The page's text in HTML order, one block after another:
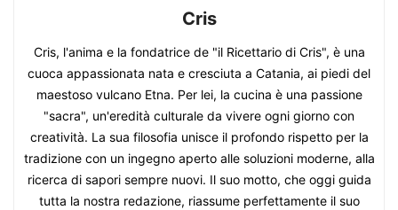
Cris
Cris, l'anima e la fondatrice de "il Ricettario di Cris", è una
cuoca appassionata nata e cresciuta a Catania, ai piedi del
maestoso vulcano Etna. Per lei, la cucina è una passione
"sacra", un'eredità culturale da vivere ogni giorno con
creatività. La sua filosofia unisce il profondo rispetto per la
tradizione con un ingegno aperto alle soluzioni moderne, alla
ricerca di sapori sempre nuovi. Il suo motto, che oggi guida
tutta la nostra redazione, riassume perfettamente il suo